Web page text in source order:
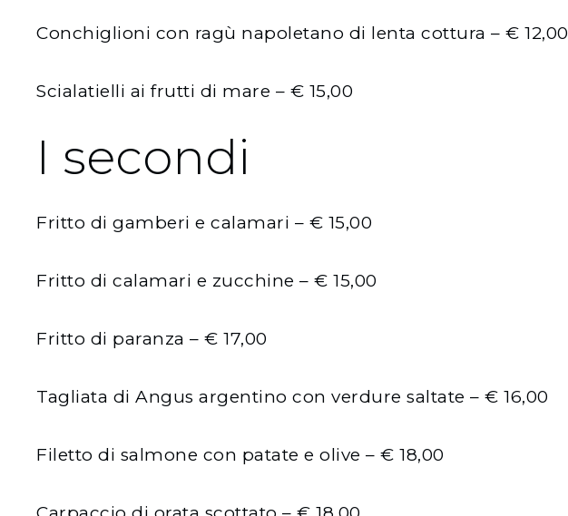
Conchiglioni con ragù napoletano di lenta cottura – € 12,00
Scialatielli ai frutti di mare – € 15,00
I secondi
Fritto di gamberi e calamari – € 15,00
Fritto di calamari e zucchine – € 15,00
Fritto di paranza – € 17,00
Tagliata di Angus argentino con verdure saltate – € 16,00
Filetto di salmone con patate e olive – € 18,00